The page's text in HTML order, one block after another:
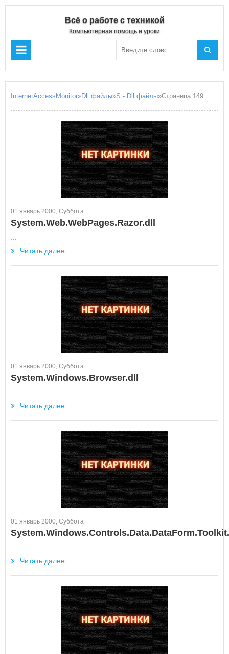
Всё о работе с техникой
Компьютерная помощь и уроки
InternetAccessMonitor»Dll файлы»S - Dll файлы»Страница 149
01 январь 2000, Суббота
System.Web.WebPages.Razor.dll
Читать далее
01 январь 2000, Суббота
System.Windows.Browser.dll
Читать далее
01 январь 2000, Суббота
Читать далее